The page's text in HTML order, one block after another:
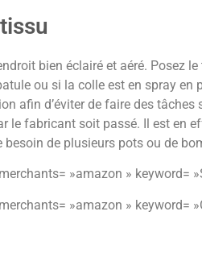
bien éclairé et aéré. Posez
ou si la colle est en spray
afin d’éviter de faire des
le fabricant soit passé. Il est en
de plusieurs pots ou de
»amazon » keyword=
»amazon » keyword=